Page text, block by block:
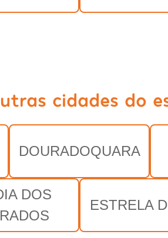
cidades do
DOURADOQUARA
DOS
ESTRELA